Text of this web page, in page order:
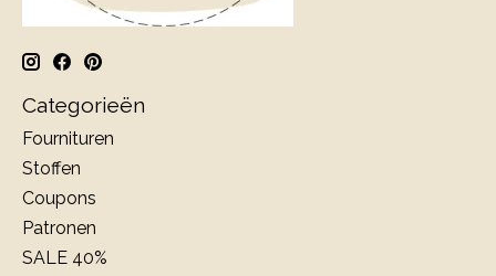
Categorieën
Fournituren
Stoffen
Coupons
Patronen
SALE 40%